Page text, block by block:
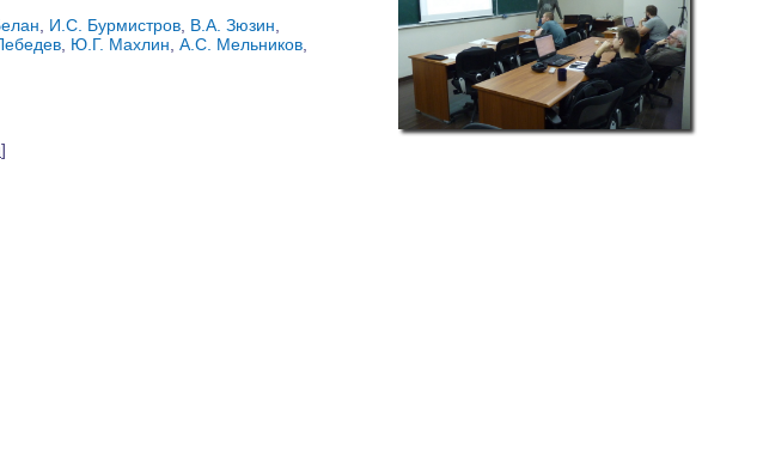
И.С. Бурмистров В.А. Зюзин
Ю.Г. Махлин А.С. Мельников
]